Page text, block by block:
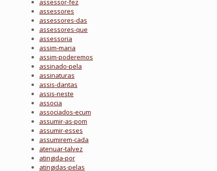
assessor-fez
assessores
assessores-das
assessores-que
assessoria
assim-maria
assim-poderemos
assinado-pela
assinaturas
assis-dantas
assis-neste
associa
associados-ecum
assumir-as-pom
assumir-esses
assumirem-cada
atenuar-talvez
atingida-por
atingidas-pelas